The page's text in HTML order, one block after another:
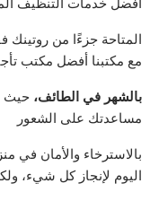
المتاحة جزءًا من روتينك
مع مكتبنا أفضل مكتب
بالشهر في الطائف، حيث
مساعدتك على الشعور
بالاسترخاء والأمان في
اليوم لإنجاز كل شيء،